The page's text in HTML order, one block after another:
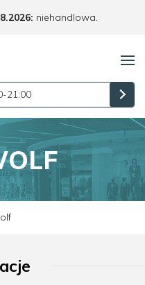
niehandlowa.
21:00